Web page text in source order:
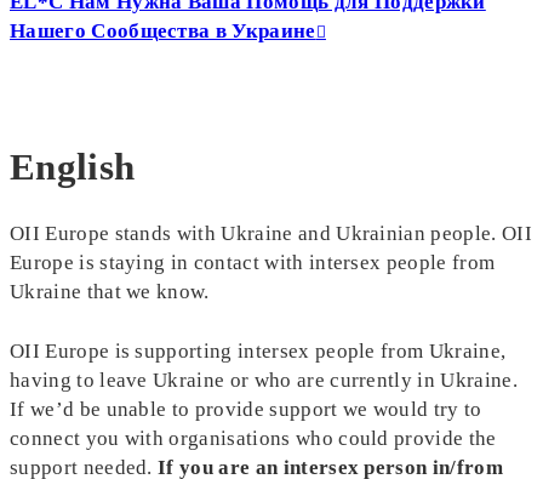
Нашего Сообщества в Украине
English
OII Europe stands with Ukraine and Ukrainian people. OII
Europe is staying in contact with intersex people from
Ukraine that we know.
OII Europe is supporting intersex people from Ukraine,
having to leave Ukraine or who are currently in Ukraine.
If we’d be unable to provide support we would try to
connect you with organisations who could provide the
support needed.If you are an intersex person in/from